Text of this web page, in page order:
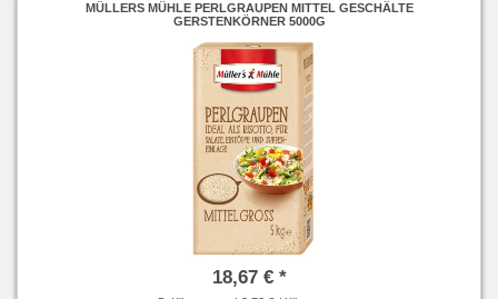
MÜLLERS MÜHLE PERLGRAUPEN MITTEL GESCHÄLTE
GERSTENKÖRNER 5000G
18,67 € *